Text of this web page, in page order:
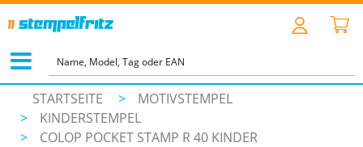
STARTSEITE >
MOTIVSTEMPEL
>
KINDERSTEMPEL
>
COLOP POCKET STAMP R 40 KINDER